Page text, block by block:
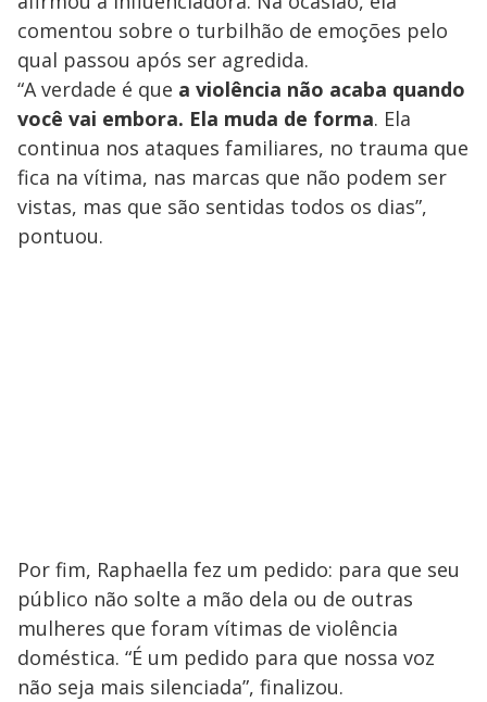
comentou sobre o turbilhão de emoções pelo
qual passou após ser agredida.
“A verdade é que a violência não acaba quando
você vai embora. Ela muda de forma. Ela
continua nos ataques familiares, no trauma que
fica na vítima, nas marcas que não podem ser
vistas, mas que são sentidas todos os dias”,
pontuou.
Por fim, Raphaella fez um pedido: para que seu
público não solte a mão dela ou de outras
mulheres que foram vítimas de violência
doméstica. “É um pedido para que nossa voz
não seja mais silenciada”, finalizou.